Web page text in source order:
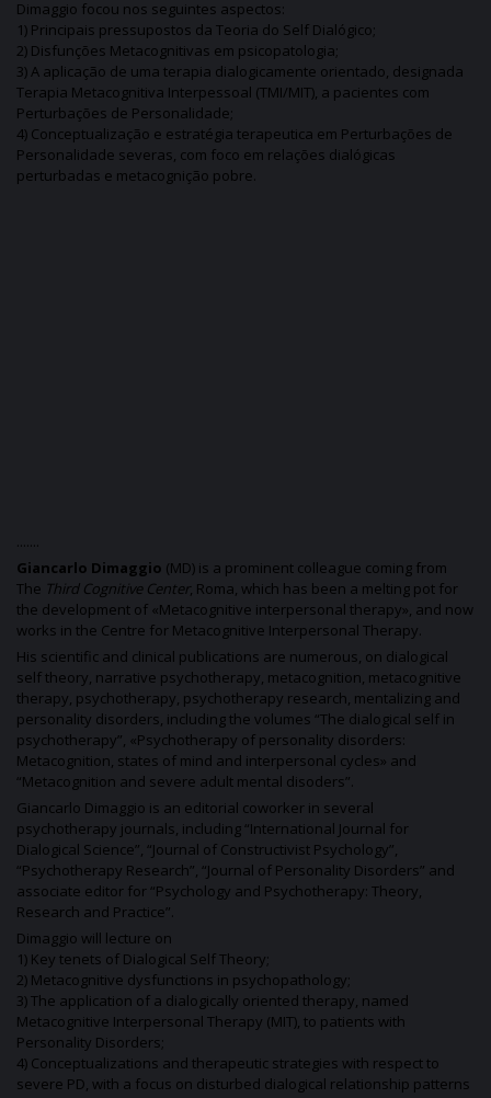
Dimaggio focou nos seguintes aspectos:
1) Principais pressupostos da Teoria do Self Dialógico;
2) Disfunções Metacognitivas em psicopatologia;
3) A aplicação de uma terapia dialogicamente orientado, designada
Terapia Metacognitiva Interpessoal (TMI/MIT), a pacientes com
Perturbações de Personalidade;
4) Conceptualização e estratégia terapeutica em Perturbações de
Personalidade severas, com foco em relações dialógicas
perturbadas e metacognição pobre.
.......
Giancarlo Dimaggio (MD) is a prominent colleague coming from
The Third Cognitive Center, Roma, which has been a melting pot for
the development of «Metacognitive interpersonal therapy», and now
works in the Centre for Metacognitive Interpersonal Therapy.
His scientific and clinical publications are numerous, on dialogical
self theory, narrative psychotherapy, metacognition, metacognitive
therapy, psychotherapy, psychotherapy research, mentalizing and
personality disorders, including the volumes “The dialogical self in
psychotherapy”, «Psychotherapy of personality disorders:
Metacognition, states of mind and interpersonal cycles» and
“Metacognition and severe adult mental disoders”.
Giancarlo Dimaggio is an editorial coworker in several
psychotherapy journals, including “International Journal for
Dialogical Science”, “Journal of Constructivist Psychology”,
“Psychotherapy Research”, “Journal of Personality Disorders” and
associate editor for “Psychology and Psychotherapy: Theory,
Research and Practice”.
Dimaggio will lecture on
1) Key tenets of Dialogical Self Theory;
2) Metacognitive dysfunctions in psychopathology;
3) The application of a dialogically oriented therapy, named
Metacognitive Interpersonal Therapy (MIT), to patients with
Personality Disorders;
4) Conceptualizations and therapeutic strategies with respect to
severe PD, with a focus on disturbed dialogical relationship patterns